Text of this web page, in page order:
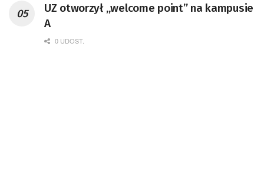
UZ otworzył „welcome point” na kampusie
A
0 UDOST.